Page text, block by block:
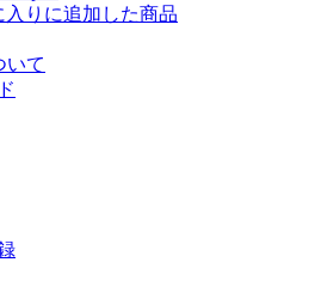
入りに追加した商品
いて